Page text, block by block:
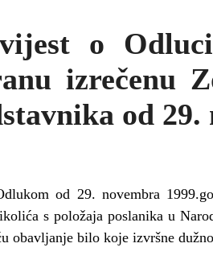
o
izrečenu
od 29.
od 29. novembra
s položaja poslanika u
obavljanje bilo koje izvršne